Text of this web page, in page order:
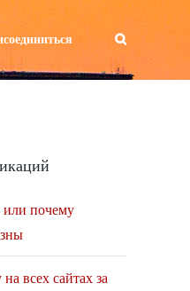
или почему
всех сайтах за